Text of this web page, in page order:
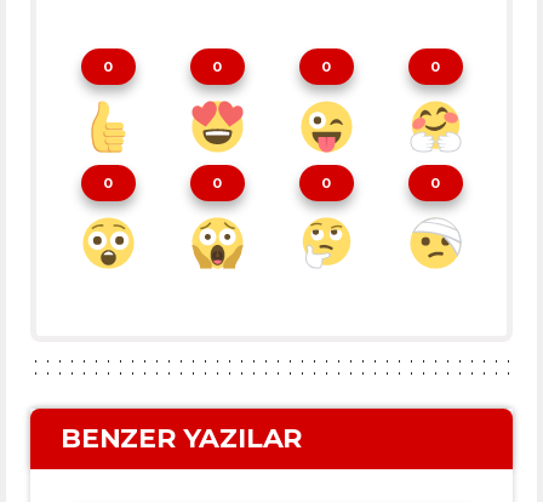
0 0 0 0
0 0 0 0
BENZER YAZILAR